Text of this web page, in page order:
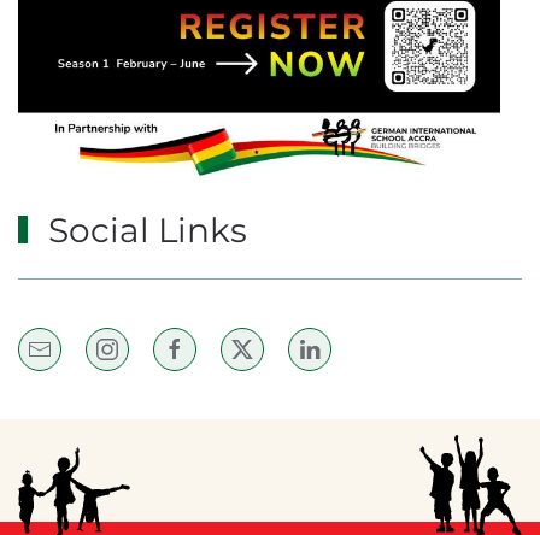
Social Links